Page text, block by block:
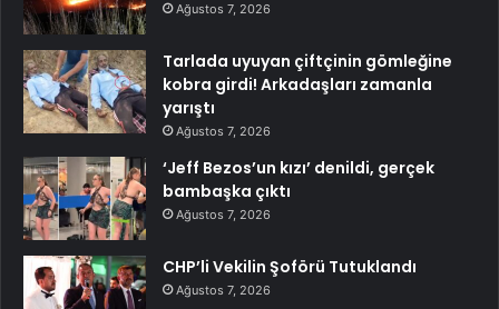
Ağustos 7, 2026
Tarlada uyuyan çiftçinin gömleğine
kobra girdi! Arkadaşları zamanla
yarıştı
Ağustos 7, 2026
‘Jeff Bezos’un kızı’ denildi, gerçek
bambaşka çıktı
Ağustos 7, 2026
CHP’li Vekilin Şoförü Tutuklandı
Ağustos 7, 2026